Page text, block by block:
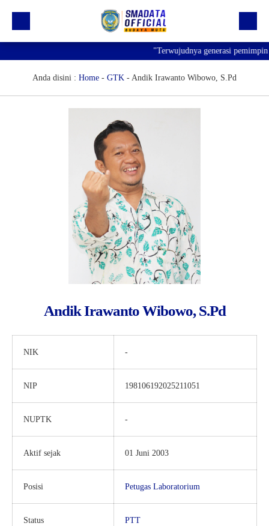
Kegiatan
"Terwujudnya generasi pemimpin
Anda disini : Home - GTK - Andik Irawanto Wibowo, S.Pd
Andik Irawanto Wibowo, S.Pd
NIK -
NIP 198106192025211051
NUPTK -
Aktif sejak 01 Juni 2003
Posisi Petugas Laboratorium
Status PTT